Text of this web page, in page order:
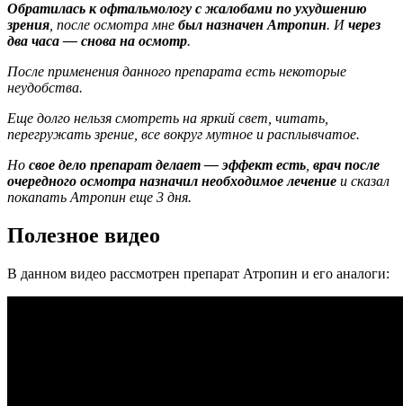
Обратилась к офтальмологу с жалобами по ухудшению
зрения , после осмотра мне был назначен Атропин. Ичерез
два часа — снова на осмотр.
После применения данного препарата есть некоторые
неудобства.
Еще долго нельзя смотреть на яркий свет, читать,
перегружать зрение, все вокруг мутное и расплывчатое.
Но свое дело препарат делает — эффект есть врач после
очередного осмотра назначил необходимое лечение и сказал
покапать Атропин еще 3 дня.
Полезное видео
В данном видео рассмотрен препарат Атропин и его аналоги: